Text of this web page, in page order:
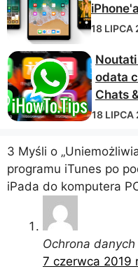
18 LIPCA
odata
Chats
18 LIPCA
3 Myśli o
programu iTunes po
iPada do komputera
Ochrona danych
7 czerwca 2019